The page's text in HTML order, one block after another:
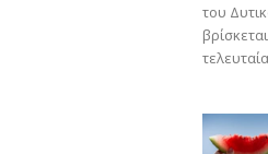
του